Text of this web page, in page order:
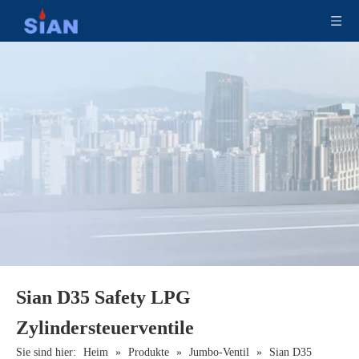
Sian D35 Safety LPG
Zylindersteuerventile
Sie sind hier: Heim » Produkte » Jumbo-Ventil »
Sian D35
Sian LPG -Verbundzylinderventil D35 Propan -Tank -Jumbo -Ventile D35 (25E) LPG -Zylinder -Jumbo -Ventilhersteller